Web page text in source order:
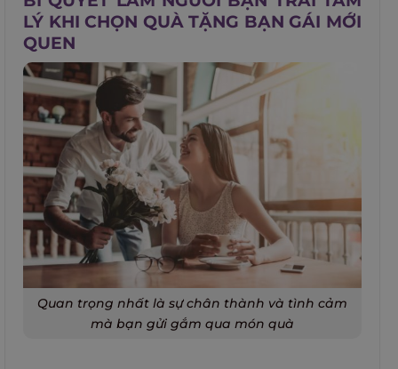
LÝ KHI CHỌN QUÀ TẶNG BẠN GÁI MỚI
QUEN
Quan trọng nhất là sự chân thành và tình cảm
mà bạn gửi gắm qua món quà